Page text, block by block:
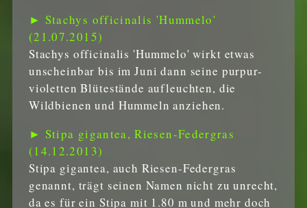
► Stachys officinalis 'Hummelo'
(21.07.2015)
Stachys officinalis 'Hummelo' wirkt etwas
unscheinbar bis im Juni dann seine purpur-
violetten Blütestände aufleuchten, die
Wildbienen und Hummeln anziehen.
► Stipa gigantea, Riesen-Federgras
(14.12.2013)
Stipa gigantea, auch Riesen-Federgras
genannt, trägt seinen Namen nicht zu unrecht,
da es für ein Stipa mit 1.80 m und mehr doch